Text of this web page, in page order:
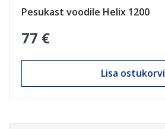
Pesukast voodile Helix 1200
77 €
Lisa ostukorvi